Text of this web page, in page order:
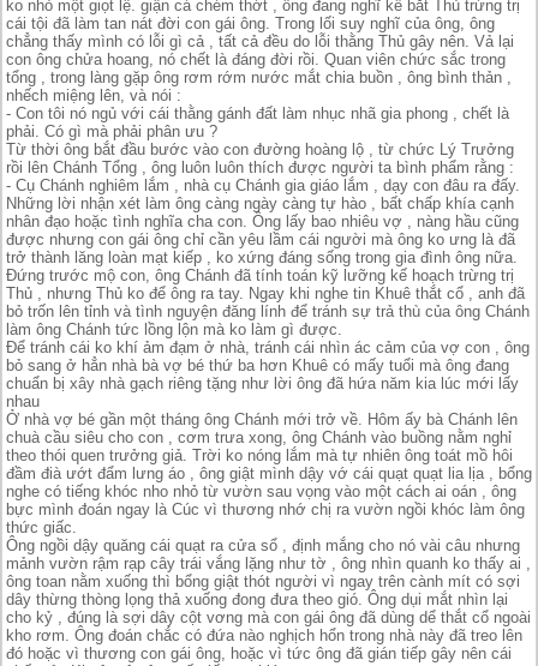
ko nhỏ một giọt lệ. giận cá chém thớt , ông đang nghĩ kế bắt Thủ trừng trị
cái tội đã làm tan nát đời con gái ông. Trong lối suy nghĩ của ông, ông
chẳng thấy mình có lỗi gì cả , tất cả đều do lỗi thằng Thủ gây nên. Vả lại
con ông chửa hoang, nó chết là đáng đời rồi. Quan viên chức sắc trong
tổng , trong làng gặp ông rơm rớm nước mắt chia buồn , ông bình thản ,
nhếch miệng lên, và nói :
- Con tôi nó ngủ với cái thằng gánh đất làm nhục nhã gia phong , chết là
phải. Có gì mà phải phân ưu ?
Từ thời ông bắt đầu bước vào con đường hoàng lộ , từ chức Lý Trưởng
rồi lên Chánh Tổng , ông luôn luôn thích được người ta bình phẩm rằng :
- Cụ Chánh nghiêm lắm , nhà cụ Chánh gia giáo lắm , dạy con đâu ra đấy.
Những lời nhận xét làm ông càng ngày càng tự hào , bất chấp khía cạnh
nhân đạo hoặc tình nghĩa cha con. Ông lấy bao nhiêu vợ , nàng hầu cũng
được nhưng con gái ông chỉ cần yêu lầm cái người mà ông ko ưng là đã
trở thành lăng loàn mạt kiếp , ko xứng đáng sống trong gia đình ông nữa.
Đứng trước mộ con, ông Chánh đã tính toán kỹ lưỡng kế hoạch trừng trị
Thủ , nhưng Thủ ko để ông ra tay. Ngay khi nghe tin Khuê thắt cổ , anh đã
bỏ trốn lên tỉnh và tình nguyện đăng lính để tránh sự trả thù của ông Chánh
làm ông Chánh tức lồng lộn mà ko làm gì được.
Để tránh cái ko khí ảm đạm ở nhà, tránh cái nhìn ác cảm của vợ con , ông
bỏ sang ở hẳn nhà bà vợ bé thứ ba hơn Khuê có mấy tuổi mà ông đang
chuẩn bị xây nhà gạch riêng tặng như lời ông đã hứa năm kia lúc mới lấy
nhau
Ở nhà vợ bé gần một tháng ông Chánh mới trở về. Hôm ấy bà Chánh lên
chuà cầu siêu cho con , cơm trưa xong, ông Chánh vào buồng nằm nghỉ
theo thói quen trưởng giả. Trời ko nóng lắm mà tự nhiên ông toát mồ hôi
đầm đià ướt đẩm lưng áo , ông giật mình dậy vớ cái quạt quạt lia lịa , bổng
nghe có tiếng khóc nho nhỏ từ vườn sau vọng vào một cách ai oán , ông
bực mình đoán ngay là Cúc vì thương nhớ chị ra vườn ngồi khóc làm ông
thức giấc.
Ông ngồi dậy quăng cái quạt ra cửa sổ , định mắng cho nó vài câu nhưng
mảnh vườn rậm rạp cây trái vắng lặng như tờ , ông nhìn quanh ko thấy ai ,
ông toan nằm xuống thì bổng giật thót người vì ngay trên cành mít có sợi
dây thừng thòng lọng thả xuống đong đưa theo gió. Ông dụi mắt nhìn lại
cho kỷ , đúng là sợi dây cột vơng mà con gái ông đã dùng dể thắt cổ ngoài
kho rơm. Ông đoán chắc có đứa nào nghịch hổn trong nhà này đã treo lên
đó hoặc vì thương con gái ông, hoặc vì tức ông đã gián tiếp gây nên cái